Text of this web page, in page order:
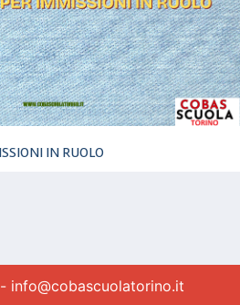
IN RUOLO
- info@cobascuolatorino.it